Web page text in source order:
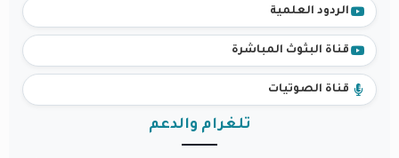
الردود العلمية
قناة البثوث المباشرة
قناة الصوتيات
تلغرام والدعم